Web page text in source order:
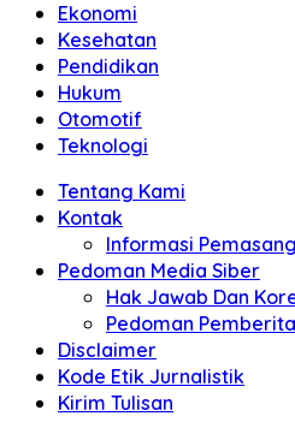
Ekonomi
Kesehatan
Pendidikan
Hukum
Otomotif
Teknologi
Tentang Kami
Kontak
Informasi
Pedoman Media Siber
Hak Jawab Dan
Pedoman
Disclaimer
Kode Etik Jurnalistik
Kirim Tulisan